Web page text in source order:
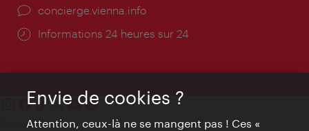
Ort:
concierge.vienna.info
Öffnungszeiten:
Informations 24 heures sur 24
Contact
Envie de cookies ?
Attention, ceux-là ne se mangent pas ! Ces «